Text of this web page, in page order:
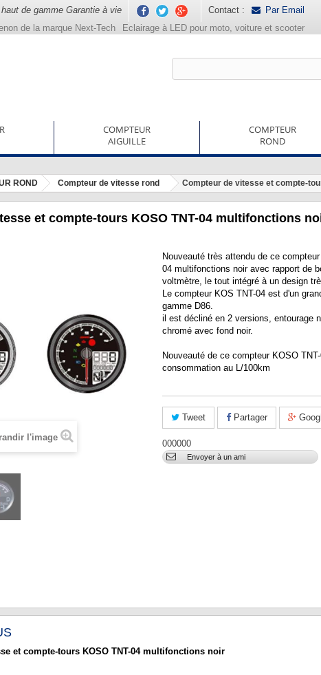
de gamme Garantie à vie Contact : Par Email
de la marque Next-Tech Eclairage à LED pour moto, voiture et scooter
COMPTEUR
AIGUILLE
COMPTEUR
ROND
ROND Compteur de vitesse rond Compteur de vitesse et compte-
et compte-tours KOSO TNT-04 multifonctions
l'image
Nouveauté très attendu de ce
04 multifonctions noir avec rapport de
voltmètre, le tout intégré à un design
Le compteur KOS TNT-04 est d'un
gamme D86.
il est décliné en 2 versions, entourage
chromé avec fond noir.
Nouveauté de ce compteur KOSO
consommation au L/100km
Tweet Partager
000000
Envoyer à un ami
et compte-tours KOSO TNT-04 multifonctions noir